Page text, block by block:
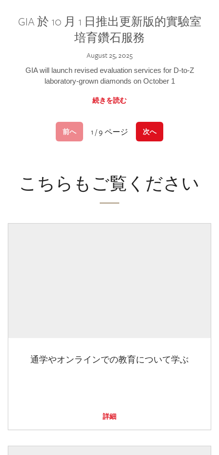
GIA 於 10 月 1 日推出更新版的實驗室
培育鑽石服務
August 25, 2025
GIA will launch revised evaluation services for D-to-Z
laboratory-grown diamonds on October 1
続きを読む
前へ 1 / 9 ページ 次へ
こちらもご覧ください
通学やオンラインでの教育について学ぶ
詳細